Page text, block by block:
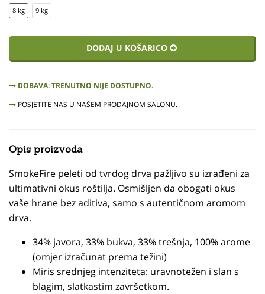
8 kg
9 kg
DODAJ U KOŠARICO
DOBAVA: TRENUTNO NIJE DOSTUPNO.
POSJETITE NAS U NAŠEM PRODAJNOM SALONU.
Opis proizvoda
SmokeFire peleti od tvrdog drva pažljivo su izrađeni za
ultimativni okus roštilja. Osmišljen da obogati okus
vaše hrane bez aditiva, samo s autentičnom aromom
drva.
34% javora, 33% bukva, 33% trešnja, 100% arome
(omjer izračunat prema težini)
Miris srednjeg intenziteta: uravnotežen i slan s
blagim, slatkastim završetkom.